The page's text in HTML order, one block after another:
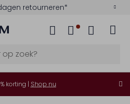
retourneren*
korting | Shop nu